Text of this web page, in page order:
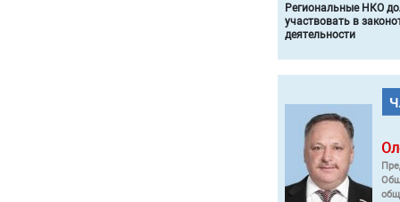
Региональные НКО
участвовать в
деятельности